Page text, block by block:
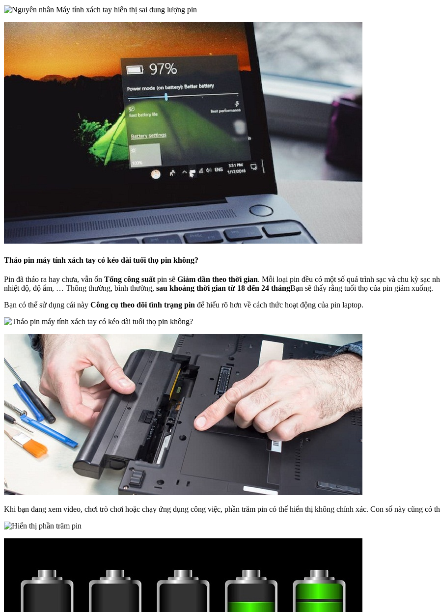
Tháo pin máy tính xách tay có kéo dài tuổi thọ pin không?
Pin đã tháo ra hay chưa, vẫn ổn Tổng công suất pin sẽ Giảm dần theo thời gian. Mỗi loại pin đều có một số quá trình sạc và chu kỳ sạc
nhiệt độ, độ ẩm, … Thông thường, bình thường, sau khoảng thời gian từ 18 đến 24 thángBạn sẽ thấy rằng tuổi thọ của pin giảm xuống.
Bạn có thể sử dụng cái này Công cụ theo dõi tình trạng pin để hiểu rõ hơn về cách thức hoạt động của pin laptop.
Khi bạn đang xem video, chơi trò chơi hoặc chạy ứng dụng công việc, phần trăm pin có thể hiển thị không chính xác. Con số này cũng có